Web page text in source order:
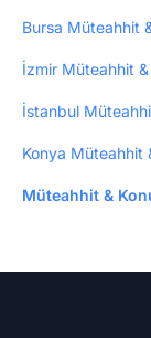
Bursa Müteahhit
İzmir Müteahhit &
İstanbul
Konya Müteahhit
Müteahhit &